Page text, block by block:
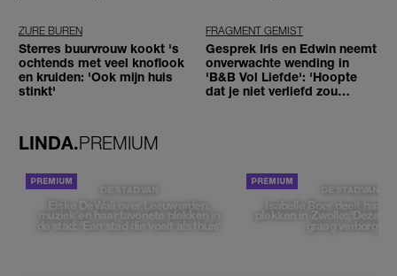
ZURE BUREN
Sterres buurvrouw kookt 's
ochtends met veel knoflook
en kruiden: 'Ook mijn huis
stinkt'
FRAGMENT GEMIST
Gesprek Iris en Edwin neemt
onverwachte wending in
'B&B Vol Liefde': 'Hoopte
dat je niet verliefd zou
LINDA.PREMIUM
DE STAD VAN
Elske DeWall over Leeuwarden,
muziek en haar favoriete plekken in
de stad: 'Een stad die voelt als thuis'
DE STAD VAN
Isabelle Boer deelt haar
plekken in Zwolle: 'Deze
graag verborgen'